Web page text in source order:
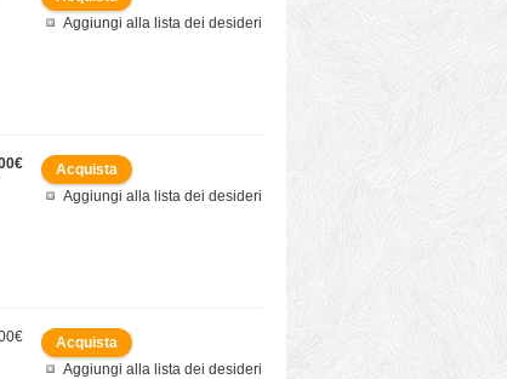
Aggiungi alla lista dei desideri
Aggiungi alla lista dei desideri
Aggiungi alla lista dei desideri